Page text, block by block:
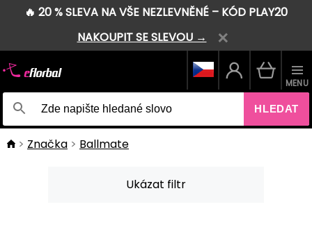
🔥 20 % SLEVA NA VŠE NEZLEVNĚNÉ – KÓD PLAY20
NAKOUPIT SE SLEVOU →
HLEDAT
MENU
Značka Ballmate
Ukázat filtr